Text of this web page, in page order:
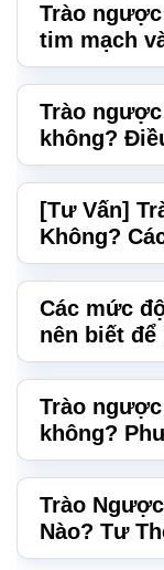
Trào
tim mạch
Trào
không?
[Tư Vấn]
Không?
Các mức
nên biết để
Trào
không?
Trào
Nào? Tư